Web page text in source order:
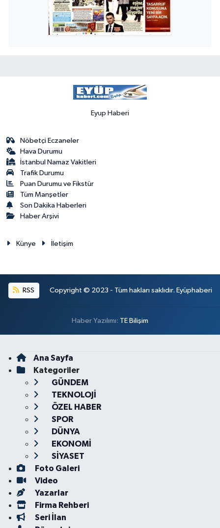
Eyup Haberi
Nöbetçi Eczaneler
Hava Durumu
İstanbul Namaz Vakitleri
Trafik Durumu
Puan Durumu ve Fikstür
Tüm Manşetler
Son Dakika Haberleri
Haber Arşivi
Künye İletişim
RSS Copyright © 2023 - Tüm hakları saklıdır. Eyüphaberi
Haber Yazılımı: TE Bilişim
Ana Sayfa
Kategoriler
GÜNDEM
TEKNOLOJİ
ÖZEL HABER
SPOR
DÜNYA
EKONOMİ
SİYASET
Foto Galeri
Video
Yazarlar
Firma Rehberi
Seri İlan